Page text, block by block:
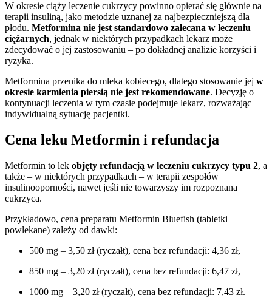
W okresie ciąży leczenie cukrzycy powinno opierać się głównie na
terapii insuliną, jako metodzie uznanej za najbezpieczniejszą dla
płodu. Metformina nie jest standardowo zalecana w leczeniu
ciężarnych, jednak w niektórych przypadkach lekarz może
zdecydować o jej zastosowaniu – po dokładnej analizie korzyści i
ryzyka.
Metformina przenika do mleka kobiecego, dlatego stosowanie jej w
okresie karmienia piersią nie jest rekomendowane. Decyzję o
kontynuacji leczenia w tym czasie podejmuje lekarz, rozważając
indywidualną sytuację pacjentki.
Cena leku Metformin i refundacja
Metformin to lek objęty refundacją w leczeniu cukrzycy typu 2, a
także – w niektórych przypadkach – w terapii zespołów
insulinooporności, nawet jeśli nie towarzyszy im rozpoznana
cukrzyca.
Przykładowo, cena preparatu Metformin Bluefish (tabletki
powlekane) zależy od dawki:
500 mg – 3,50 zł (ryczałt), cena bez refundacji: 4,36 zł,
850 mg – 3,20 zł (ryczałt), cena bez refundacji: 6,47 zł,
1000 mg – 3,20 zł (ryczałt), cena bez refundacji: 7,43 zł.